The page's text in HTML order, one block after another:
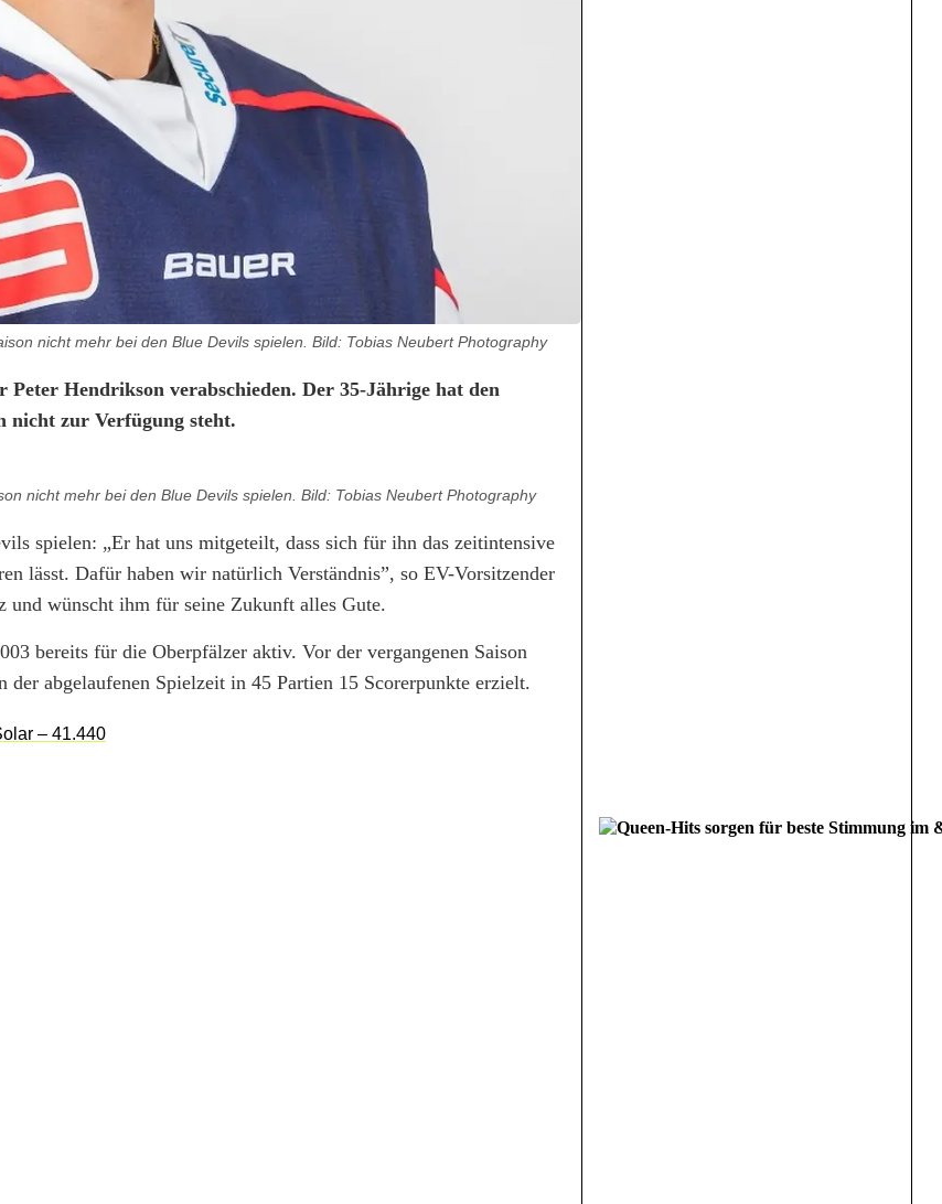
nicht mehr bei den Blue Devils spielen. Bild: Tobias Neubert Photography
Hendrikson verabschieden. Der 35-Jährige hat den
nicht zur Verfügung steht.
nicht mehr bei den Blue Devils spielen. Bild: Tobias Neubert Photography
spielen: „Er hat uns mitgeteilt, dass sich für ihn das zeitintensive
lässt. Dafür haben wir natürlich Verständnis”, so EV-Vorsitzender
und wünscht ihm für seine Zukunft alles Gute.
bereits für die Oberpfälzer aktiv. Vor der vergangenen Saison
abgelaufenen Spielzeit in 45 Partien 15 Scorerpunkte erzielt.